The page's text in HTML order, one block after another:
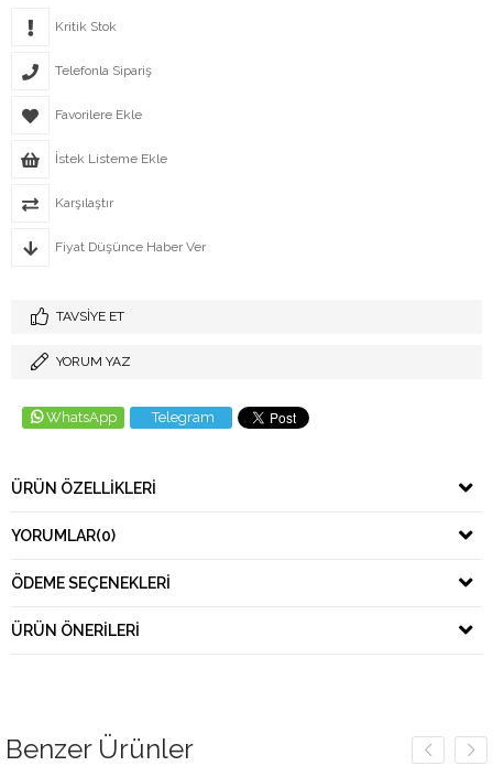
Kritik Stok
Telefonla Sipariş
Favorilere Ekle
İstek Listeme Ekle
Karşılaştır
Fiyat Düşünce Haber Ver
TAVSIYE ET
YORUM YAZ
WhatsApp Telegram
ÜRÜN ÖZELLIKLERI
YORUMLAR(0)
ÖDEME SEÇENEKLERI
ÜRÜN ÖNERILERI
Benzer Ürünler